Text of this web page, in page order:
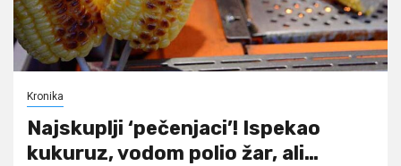
Kronika
Najskuplji ‘pečenjaci’! Ispekao
kukuruz, vodom polio žar, ali…